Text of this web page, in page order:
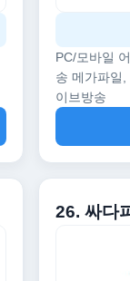
PC/모바일
송 메가파일
이브방송
26. 싸다